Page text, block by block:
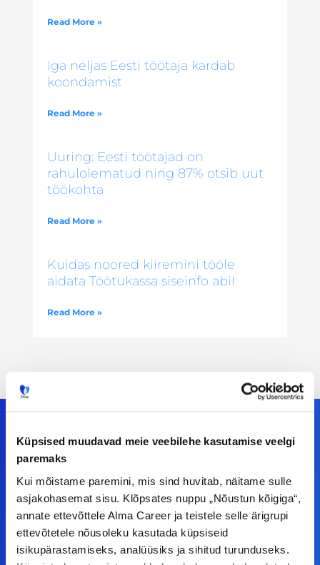
Küpsised muudavad meie veebilehe kasutamise veelgi
paremaks
Kui mõistame paremini, mis sind huvitab, näitame sulle
asjakohasemat sisu. Klõpsates nuppu „Nõustun kõigiga“,
annate ettevõttele Alma Career ja teistele selle ärigrupi
ettevõtetele nõusoleku kasutada küpsiseid
isikupärastamiseks, analüüsiks ja sihitud turunduseks.
Read More »
Iga neljas Eesti töötaja kardab
koondamist
Read More »
Uuring: Eesti töötajad on
rahulolematud ning 87% otsib uut
töökohta
Read More »
Kuidas noored kiiremini tööle
aidata Töötukassa siseinfo abil
Read More »
Tööelublogi.ee lehelt leiad kõik vajaliku, et olla
kursis tööturu uudistega. Kui sul on
ettepanekuid erinevate teemade osas või soovid
teha koostööd, siis võta meiega julgelt ühendust.